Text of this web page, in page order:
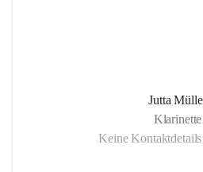
Jutta
Klarinette
Keine